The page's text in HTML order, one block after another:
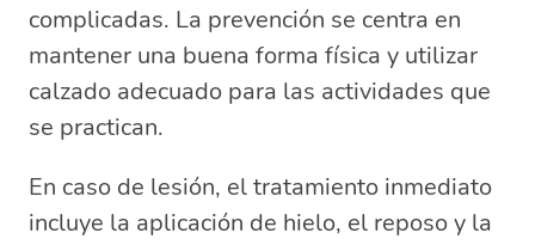
complicadas. La prevención se centra en
mantener una buena forma física y utilizar
calzado adecuado para las actividades que
se practican.
En caso de lesión, el tratamiento inmediato
incluye la aplicación de hielo, el reposo y la